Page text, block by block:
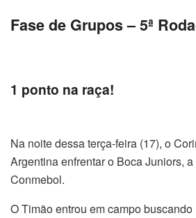
Fase de Grupos – 5ª
1 ponto na raça!
Na noite dessa terça-feira (17), o
Argentina enfrentar o Boca Juniors,
Conmebol.
O Timão entrou em campo